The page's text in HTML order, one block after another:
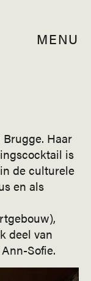
MENU
Haar
is
de culturele
en als
deel van
Sofie.